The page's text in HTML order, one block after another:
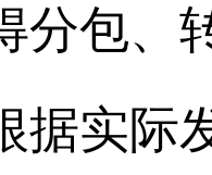
分包、
据实际